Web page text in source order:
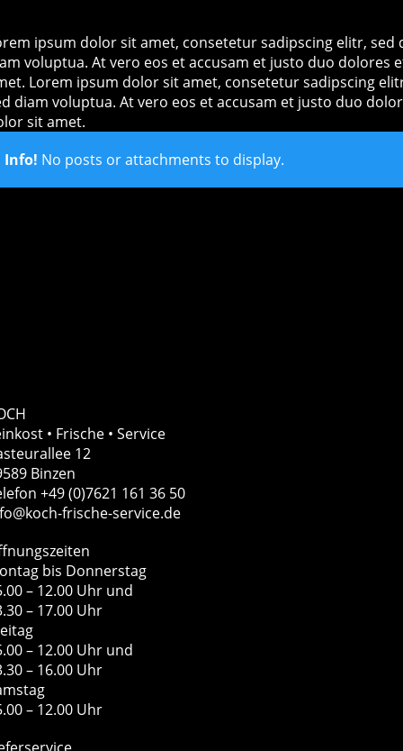
ipsum dolor sit amet, consetetur sadipscing elitr,
voluptua. At vero eos et accusam et justo duo dolores
Lorem ipsum dolor sit amet, consetetur sadipscing
diam voluptua. At vero eos et accusam et justo duo
sit amet.
Info! No posts or attachments to display.
• Frische • Service
12
Binzen
+49 (0)7621 161 36 50
frische-service.de
bis Donnerstag
– 12.00 Uhr und
– 17.00 Uhr
– 12.00 Uhr und
– 16.00 Uhr
– 12.00 Uhr